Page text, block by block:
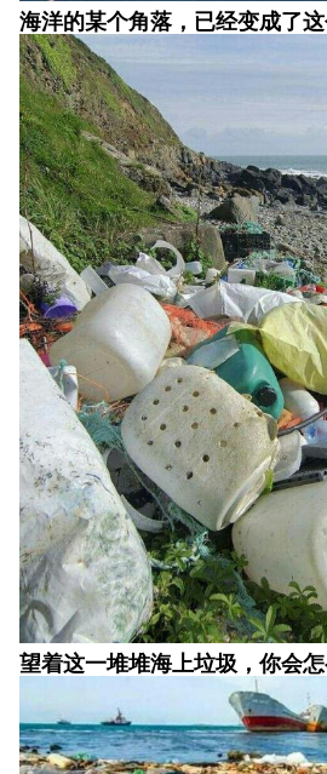
海洋的某个角落，已经变成了这
望着这一堆堆海上垃圾，你会